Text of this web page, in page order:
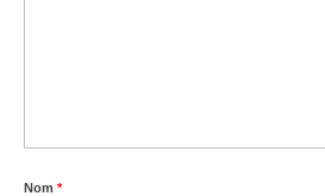
Nom *